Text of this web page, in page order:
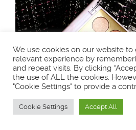
We use cookies on our website
relevant experience by
and repeat visits. By clicking
the use of ALL the cookies.
"Cookie Settings" to provide a
Cookie Settings Accept All